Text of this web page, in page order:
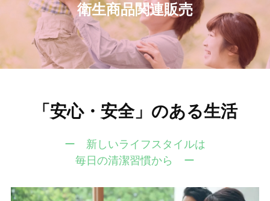
衛生商品関連販売
「安心・安全」のある生活
ー 新しいライフスタイルは
毎日の清潔習慣から ー